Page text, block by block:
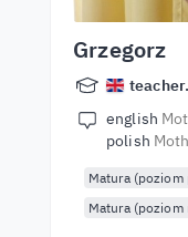
Grzegorz
english
polish
Matura (poziom
Matura (poziom